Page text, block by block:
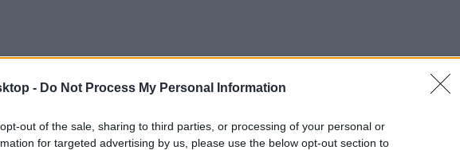
- Do Not Process My Personal Information
out of the sale, sharing to third parties, or processing of your personal or
for targeted advertising by us, please use the below opt-out section to